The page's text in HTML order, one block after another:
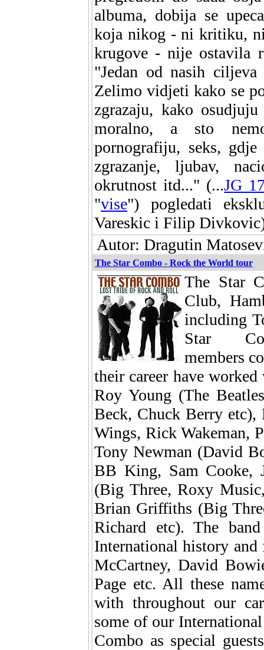
albuma, dobija se
koja nikog - ni kritiku,
krugove - nije ostavila
"Jedan od nasih
Zelimo vidjeti kako se
zgrazaju, kako
moralno, a sto
pornografiju, seks,
zgrazanje, ljubav,
okrutnost itd..." (...JG
"vise") pogledati
Vareskic i Filip
Autor: Dragutin
The Star Combo - Rock the World tour
The Star
Club,
including
Star
members
their career have
Roy Young (The
Beck, Chuck Berry etc),
Wings, Rick Wakeman,
Tony Newman (David
BB King, Sam Cooke,
(Big Three, Roxy
Brian Griffiths (Big
Richard etc). The
International history
McCartney, David
Page etc. All these
with throughout our
some of our
Combo as special